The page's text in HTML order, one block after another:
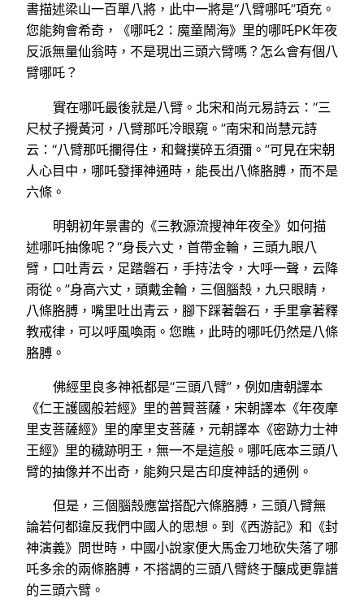
書描述梁山一百單八將，此中一將是“八臂哪吒”項充。
您能夠會希奇，《哪吒2：魔童鬧海》里的哪吒PK年夜
反派無量仙翁時，不是現出三頭六臂嗎？怎么會有個八
臂哪吒？
實在哪吒最後就是八臂。北宋和尚元易詩云：“三
尺杖子攪黃河，八臂那吒冷眼窺。”南宋和尚慧元詩
云：“八臂那吒攔得住，和聲撲碎五須彌。”可見在宋朝
人心目中，哪吒發揮神通時，能長出八條胳膊，而不是
六條。
明朝初年景書的《三教源流搜神年夜全》如何描
述哪吒抽像呢？“身長六丈，首帶金輪，三頭九眼八
臂，口吐青云，足踏磐石，手持法令，大呼一聲，云降
雨從。”身高六丈，頭戴金輪，三個腦殼，九只眼睛，
八條胳膊，嘴里吐出青云，腳下踩著磐石，手里拿著釋
教戒律，可以呼風喚雨。您瞧，此時的哪吒仍然是八條
胳膊。
佛經里良多神祇都是“三頭八臂”，例如唐朝譯本
《仁王護國般若經》里的普賢菩薩，宋朝譯本《年夜摩
里支菩薩經》里的摩里支菩薩，元朝譯本《密跡力士神
王經》里的穢跡明王，無一不是這般。哪吒底本三頭八
臂的抽像并不出奇，能夠只是古印度神話的通例。
但是，三個腦殼應當搭配六條胳膊，三頭八臂無
論若何都違反我們中國人的思想。到《西游記》和《封
神演義》問世時，中國小說家便大馬金刀地砍失落了哪
吒多余的兩條胳膊，不搭調的三頭八臂終于釀成更靠譜
的三頭六臂。